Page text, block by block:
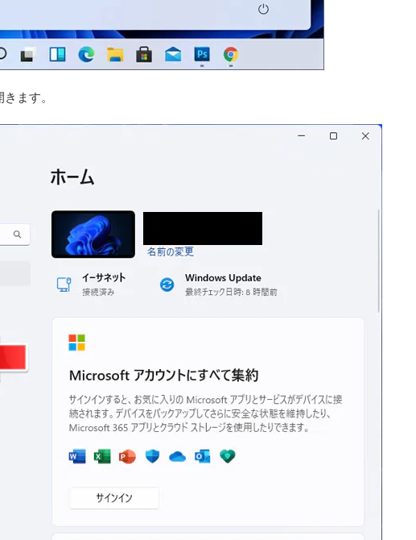
ます。